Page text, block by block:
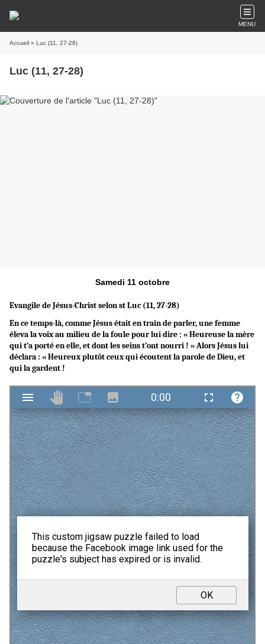
MENU
Accueil » Luc (11, 27-28)
Luc (11, 27-28)
Samedi 11 octobre
Evangile de Jésus-Christ selon st Luc (11, 27-28)
En ce temps-là, comme Jésus était en train de parler, une femme
éleva la voix au milieu de la foule pour lui dire : « Heureuse la mère
qui t’a porté en elle, et dont les seins t’ont nourri ! » Alors Jésus lui
déclara : « Heureux plutôt ceux qui écoutent la parole de Dieu, et
qui la gardent !